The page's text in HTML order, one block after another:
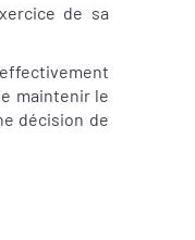
de sa
maintenir le
décision de